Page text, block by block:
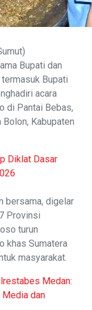
Bupati dan
Bupati
acara
di Pantai Bebas,
Bolon, Kabupaten
Diklat Dasar
bersama, digelar
Provinsi
turun
khas Sumatera
masyarakat.
Medan:
Media dan